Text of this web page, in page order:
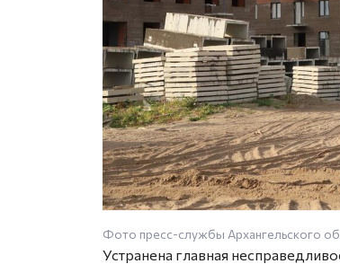
Фото пресс-службы Архангельского
Устранена главная